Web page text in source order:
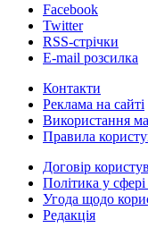
Facebook
Twitter
RSS-стрічки
E-mail розсилка
Контакти
Реклама на сайті
Використання
Правила
Договір
Політика у
Угода щодо
Редакція